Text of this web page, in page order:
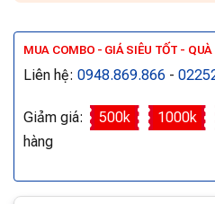
MUA COMBO - GIÁ SIÊU TỐT -
Liên hệ: 0948.869.866 -
Giảm giá: 500k 1000k
hàng